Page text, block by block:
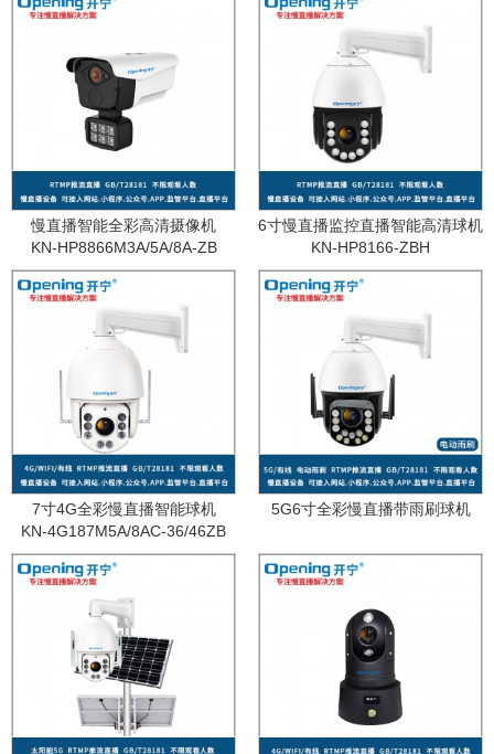
慢直播智能全彩高清摄像机
KN-HP8866M3A/5A/8A-ZB
6寸慢直播监控直播智能高清球机
KN-HP8166-ZBH
7寸4G全彩慢直播智能球机
KN-4G187M5A/8AC-36/46ZB
5G6寸全彩慢直播带雨刷球机